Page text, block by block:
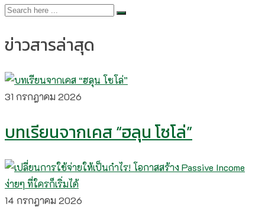
ข่าวสารล่าสุด
31 กรกฎาคม 2026
บทเรียนจากเคส “ฮลุน โซโล่”
14 กรกฎาคม 2026